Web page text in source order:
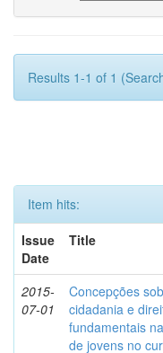
Results 1-1 of 1
Item hits:
Issue
Date
Title
2015-
07-01
Concepções
cidadania e
fundamentais
de jovens no